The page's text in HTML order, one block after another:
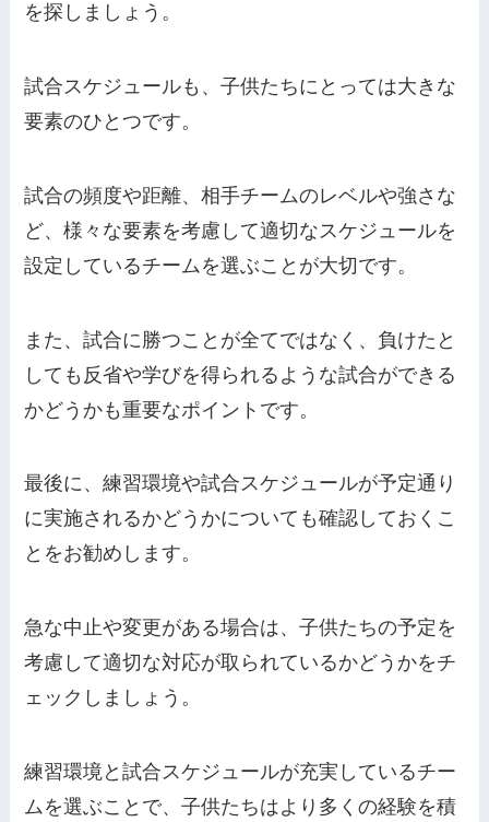
を探しましょう。
試合スケジュールも、子供たちにとっては大きな
要素のひとつです。
試合の頻度や距離、相手チームのレベルや強さな
ど、様々な要素を考慮して適切なスケジュールを
設定しているチームを選ぶことが大切です。
また、試合に勝つことが全てではなく、負けたと
しても反省や学びを得られるような試合ができる
かどうかも重要なポイントです。
最後に、練習環境や試合スケジュールが予定通り
に実施されるかどうかについても確認しておくこ
とをお勧めします。
急な中止や変更がある場合は、子供たちの予定を
考慮して適切な対応が取られているかどうかをチ
ェックしましょう。
練習環境と試合スケジュールが充実しているチー
ムを選ぶことで、子供たちはより多くの経験を積